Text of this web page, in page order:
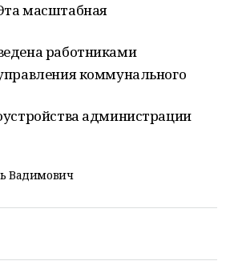
масштабная
работниками
коммунального
администрации
Вадимович